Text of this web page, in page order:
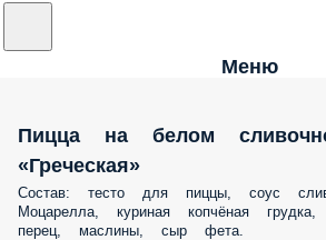
Меню
Пицца на белом
«Греческая»
Состав: тесто для пиццы, соус
Моцарелла, куриная копчёная
перец, маслины, сыр фета.